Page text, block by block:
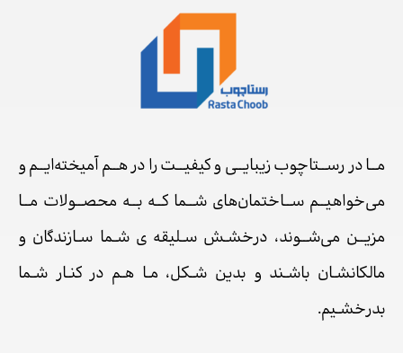
مــا در رســتاچوب زیبایــی و کیفیــت را در هــم آمیخته‌ایــم و
می‌خواهیــم ســاختمان‌های شــما کــه بــه محصــولات مــا
مزیــن می‌شــوند، درخشـش سـلیقه ی شـما سـازندگان و
مالکانشـان باشـند و بدین شـکل، مـا هـم در کنـار شـما
بدرخشـیم.